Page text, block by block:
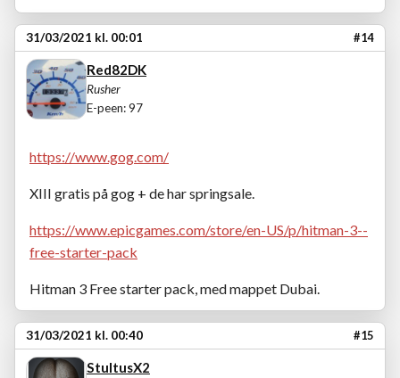
31/03/2021 kl. 00:01 #14
Red82DK
Rusher
E-peen: 97
https://www.gog.com/
XIII gratis på gog + de har springsale.
https://www.epicgames.com/store/en-US/p/hitman-3--
free-starter-pack
Hitman 3 Free starter pack, med mappet Dubai.
31/03/2021 kl. 00:40 #15
StultusX2